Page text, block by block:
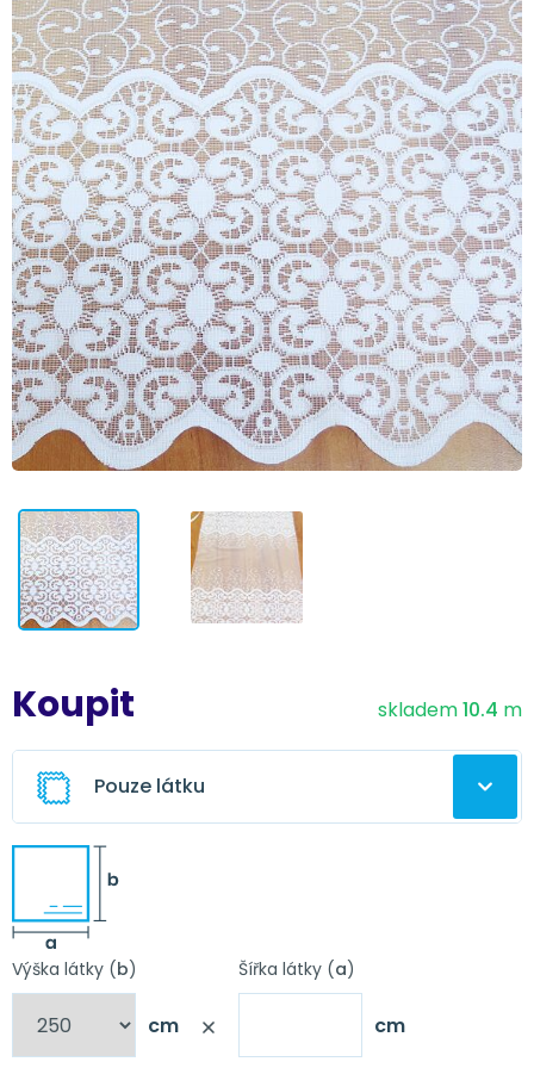
Koupit skladem10.4 m
Pouze látku
Vyberte úpravu záclony
Obšití Nápověda
Výška látky (b)
cm
Šířka látky (a)
cm